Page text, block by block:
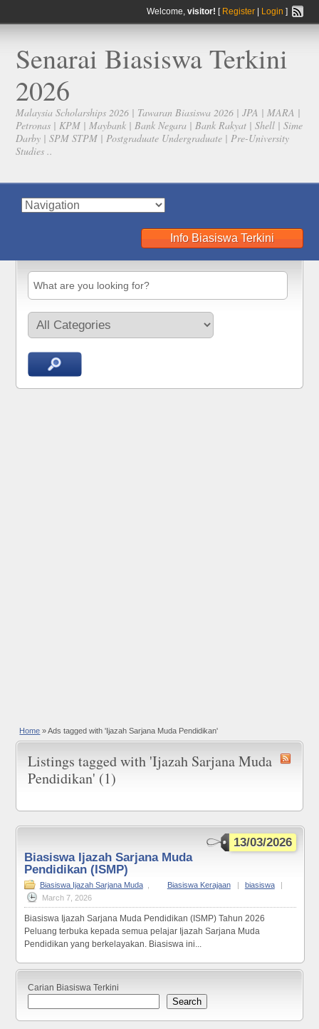
Welcome, visitor! [ Register| Login ]
Senarai Biasiswa Terkini
2026
Malaysia Scholarships 2026 | Tawaran Biasiswa 2026 | JPA | MARA |
Petronas | KPM | Maybank | Bank Negara | Bank Rakyat | Shell | Sime
Darby | SPM STPM | Postgraduate Undergraduate | Pre-University
Studies ..
Info Biasiswa Terkini
Home »Ads tagged with 'Ijazah Sarjana Muda Pendidikan'
Listings tagged with 'Ijazah Sarjana Muda
Pendidikan' (1)
13/03/2026
Biasiswa Ijazah Sarjana Muda
Pendidikan (ISMP)
Biasiswa Ijazah Sarjana Muda Biasiswa Kerajaan biasiswa
March 7, 2026
Biasiswa Ijazah Sarjana Muda Pendidikan (ISMP) Tahun 2026
Peluang terbuka kepada semua pelajar Ijazah Sarjana Muda
Pendidikan yang berkelayakan. Biasiswa ini...
Carian Biasiswa Terkini
Search